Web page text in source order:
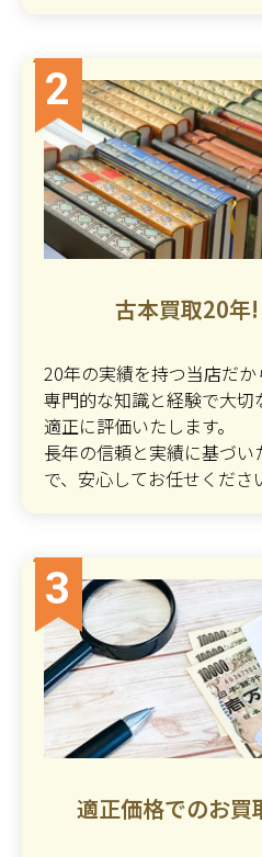
2
古本買取20年!
20年の実績を持つ当店だか
専門的な知識と経験で大切
適正に評価いたします。
長年の信頼と実績に基づい
で、安心してお任せくださ
3
適正価格でのお買